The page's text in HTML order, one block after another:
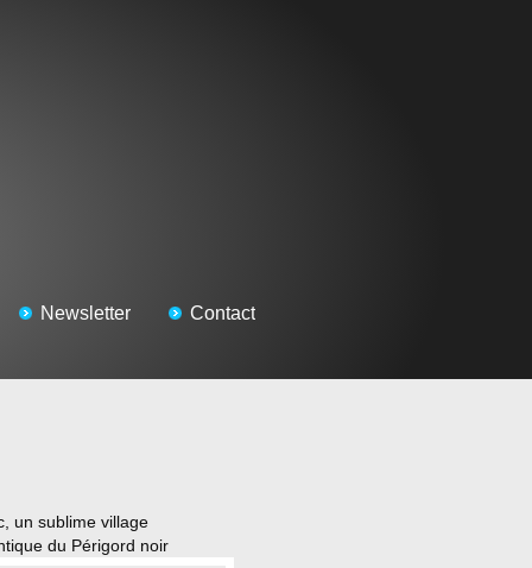
Newsletter Contact
un sublime village
du Périgord noir